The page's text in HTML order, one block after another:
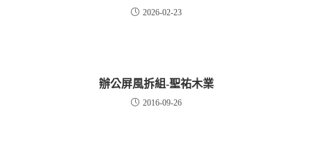
2026-02-23
辦公屏風拆組-聖祐木業
2016-09-26